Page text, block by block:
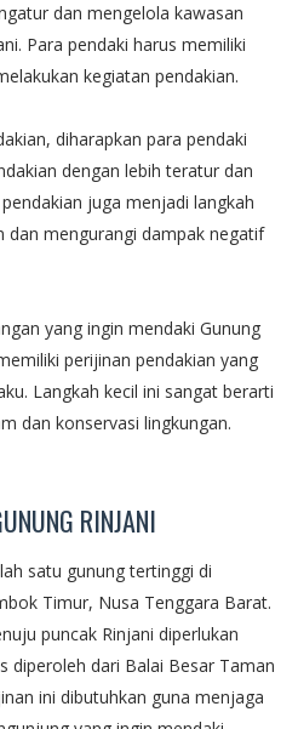
dan mengelola kawasan
Para pendaki harus memiliki
kegiatan pendakian.
diharapkan para pendaki
dengan lebih teratur dan
juga menjadi langkah
dan mengurangi dampak negatif
yang ingin mendaki Gunung
perijinan pendakian yang
Langkah kecil ini sangat berarti
dan konservasi lingkungan.
RINJANI
satu gunung tertinggi di
Timur, Nusa Tenggara Barat.
puncak Rinjani diperlukan
diperoleh dari Balai Besar Taman
ini dibutuhkan guna menjaga